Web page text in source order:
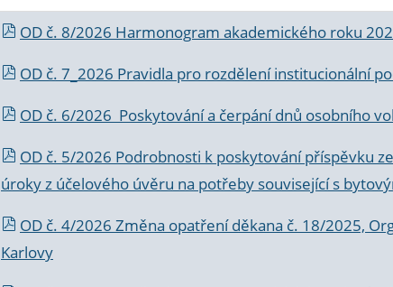
OD č. 8/2026 Harmonogram akademického roku
OD č. 7_2026 Pravidla pro rozdělení institucionální
OD č. 6/2026 Poskytování a čerpání dnů osobního
OD č. 5/2026 Podrobnosti k poskytování příspěvku
úroky z účelového úvěru na potřeby související s
OD č. 4/2026 Změna opatření děkana č. 18/2025,
Karlovy